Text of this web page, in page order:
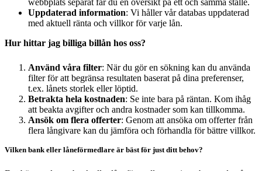
webbplats separat får du en översikt på ett och samma ställe.
Uppdaterad information: Vi håller vår databas uppdaterad
med aktuell ränta och villkor för varje lån.
Hur hittar jag billiga billån hos oss?
Använd våra filter: När du gör en sökning kan du använda
filter för att begränsa resultaten baserat på dina preferenser,
t.ex. lånets storlek eller löptid.
Betrakta hela kostnaden: Se inte bara på räntan. Kom ihåg
att beakta avgifter och andra kostnader som kan tillkomma.
Ansök om flera offerter: Genom att ansöka om offerter från
flera långivare kan du jämföra och förhandla för bättre villkor.
Vilken bank eller låneförmedlare är bäst för just ditt behov?